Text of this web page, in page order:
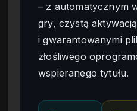
– z automatycznym
gry, czystą
i gwarantowanymi
złośliwego
wspieranego tytułu.